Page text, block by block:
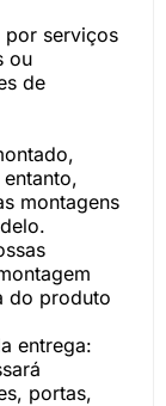
por serviços
ou
de
montagens
do produto
entrega:
portas,